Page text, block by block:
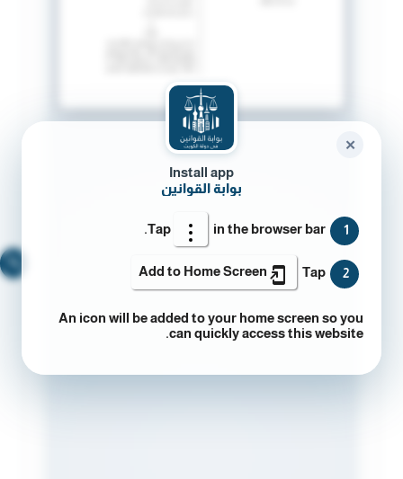
Install app
بوابة القوانين
1
Tap in the browser bar.
2
Tap
Add to Home Screen
An icon will be added to your home screen so you
can quickly access this website.
✕